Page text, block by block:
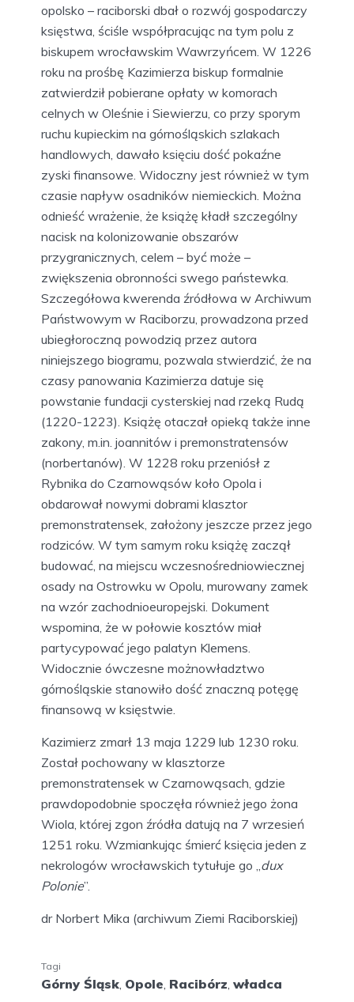
opolsko – raciborski dbał o rozwój gospodarczy
księstwa, ściśle współpracując na tym polu z
biskupem wrocławskim Wawrzyńcem. W 1226
roku na prośbę Kazimierza biskup formalnie
zatwierdził pobierane opłaty w komorach
celnych w Oleśnie i Siewierzu, co przy sporym
ruchu kupieckim na górnośląskich szlakach
handlowych, dawało księciu dość pokaźne
zyski finansowe. Widoczny jest również w tym
czasie napływ osadników niemieckich. Można
odnieść wrażenie, że książę kładł szczególny
nacisk na kolonizowanie obszarów
przygranicznych, celem – być może –
zwiększenia obronności swego państewka.
Szczegółowa kwerenda źródłowa w Archiwum
Państwowym w Raciborzu, prowadzona przed
ubiegłoroczną powodzią przez autora
niniejszego biogramu, pozwala stwierdzić, że na
czasy panowania Kazimierza datuje się
powstanie fundacji cysterskiej nad rzeką Rudą
(1220-1223). Książę otaczał opieką także inne
zakony, m.in. joannitów i premonstratensów
(norbertanów). W 1228 roku przeniósł z
Rybnika do Czarnowąsów koło Opola i
obdarował nowymi dobrami klasztor
premonstratensek, założony jeszcze przez jego
rodziców. W tym samym roku książę zaczął
budować, na miejscu wczesnośredniowiecznej
osady na Ostrowku w Opolu, murowany zamek
na wzór zachodnioeuropejski. Dokument
wspomina, że w połowie kosztów miał
partycypować jego palatyn Klemens.
Widocznie ówczesne możnowładztwo
górnośląskie stanowiło dość znaczną potęgę
finansową w księstwie.
Kazimierz zmarł 13 maja 1229 lub 1230 roku.
Został pochowany w klasztorze
premonstratensek w Czarnowąsach, gdzie
prawdopodobnie spoczęła również jego żona
Wiola, której zgon źródła datują na 7 wrzesień
1251 roku. Wzmiankując śmierć księcia jeden z
nekrologów wrocławskich tytułuje go „ dux
Polonie”.
dr Norbert Mika (archiwum Ziemi Raciborskiej)
Tagi
Górny Śląsk Opole Racibórz władca